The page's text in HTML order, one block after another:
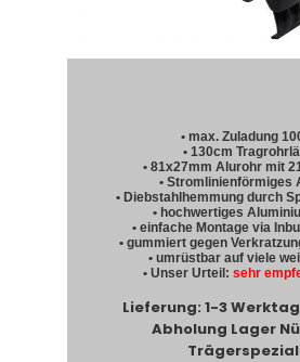
• max. Zuladung
• 130cm
• 81x27mm Alurohr mit
• Stromlinienförmiges
• Diebstahlhemmung durch
• hochwertiges
• einfache Montage via
• gummiert gegen
• umrüstbar auf viele
• Unser Urteil: sehr
Lieferung: 1-3
Abholung Lager